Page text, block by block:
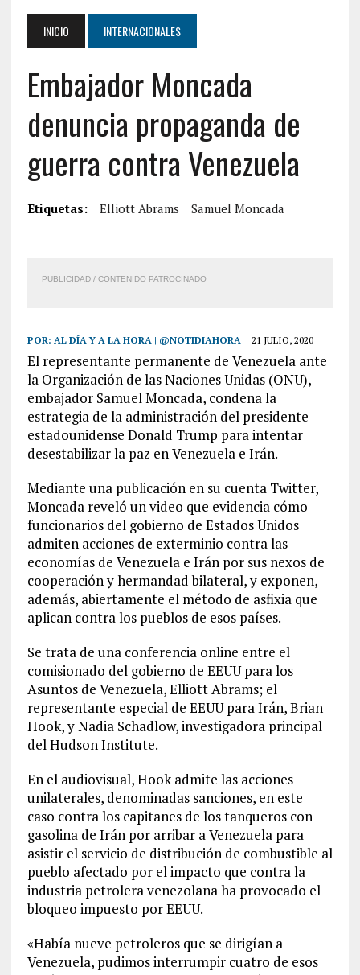
INICIO INTERNACIONALES
Embajador Moncada
denuncia propaganda de
guerra contra Venezuela
Etiquetas: Elliott Abrams Samuel Moncada
PUBLICIDAD / CONTENIDO PATROCINADO
POR: AL DÍA Y A LA HORA | @NOTIDIAHORA 21 JULIO, 2020
El representante permanente de Venezuela ante
la Organización de las Naciones Unidas (ONU),
embajador Samuel Moncada, condena la
estrategia de la administración del presidente
estadounidense Donald Trump para intentar
desestabilizar la paz en Venezuela e Irán.
Mediante una publicación en su cuenta Twitter,
Moncada reveló un video que evidencia cómo
funcionarios del gobierno de Estados Unidos
admiten acciones de exterminio contra las
economías de Venezuela e Irán por sus nexos de
cooperación y hermandad bilateral, y exponen,
además, abiertamente el método de asfixia que
aplican contra los pueblos de esos países.
Se trata de una conferencia online entre el
comisionado del gobierno de EEUU para los
Asuntos de Venezuela, Elliott Abrams; el
representante especial de EEUU para Irán, Brian
Hook, y Nadia Schadlow, investigadora principal
del Hudson Institute.
En el audiovisual, Hook admite las acciones
unilaterales, denominadas sanciones, en este
caso contra los capitanes de los tanqueros con
gasolina de Irán por arribar a Venezuela para
asistir el servicio de distribución de combustible al
pueblo afectado por el impacto que contra la
industria petrolera venezolana ha provocado el
bloqueo impuesto por EEUU.
«Había nueve petroleros que se dirigían a
Venezuela, pudimos interrumpir cuatro de esos